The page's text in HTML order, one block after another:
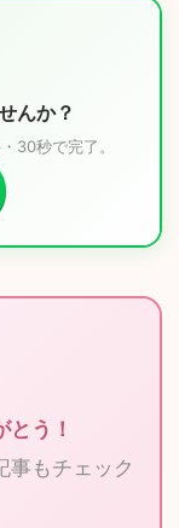
んか？
30秒で完了。
う！
事もチェック